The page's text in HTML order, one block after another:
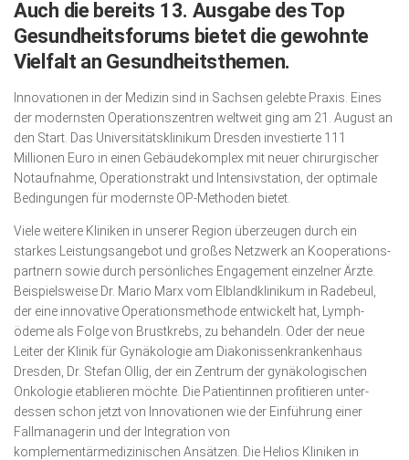
Wirtschaft, Recht, Finanzen
Zahn, Mund, Kiefer
Allgemein
Sehen
Innovationen
Hören
Lebensart
Auch die bereits 13. Ausgabe des Top
Gesundheitsforums bietet die gewohnte
Vielfalt an Gesundheitsthemen.
Innovationen in der Medizin sind in Sachsen gelebte Praxis. Eines
der modernsten Operationszentren weltweit ging am 21. August an
den Start. Das Universitätsklinikum Dresden inves­tierte 111
Millionen Euro in einen Gebäudekomplex mit neuer chirurgischer
Notaufnahme, Operationstrakt und Intensiv­sta­tion, der optimale
Bedingungen für modernste OP-Methoden bietet.
Viele weitere Kliniken in unserer Region überzeugen durch ein
starkes Leistungsangebot und großes Netzwerk an Kooperations­
part­nern sowie durch persönliches Engagement einzelner Ärzte.
Beispielsweise Dr. Mario Marx vom Elblandklinikum in Radebeul,
der eine innovative Operationsmethode entwickelt hat, Lymph­
ödeme als Folge von Brustkrebs, zu behandeln. Oder der neue
Leiter der Klinik für Gynä­kologie am Diakonissenkrankenhaus
Dresden, Dr. Stefan Ollig, der ein Zentrum der gynäkologischen
Onko­lo­gie etablieren möchte. Die Patientin­nen profitieren unter­
dessen schon jetzt von Innovatio­nen wie der Ein­führung einer
Fallmanagerin und der Integra­tion von
komplementärmedizinischen Ansätzen. Die Helios Kliniken in